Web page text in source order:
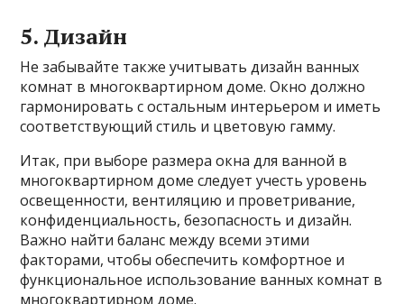
5. Дизайн
Не забывайте также учитывать дизайн ванных
комнат в многоквартирном доме. Окно должно
гармонировать с остальным интерьером и иметь
соответствующий стиль и цветовую гамму.
Итак, при выборе размера окна для ванной в
многоквартирном доме следует учесть уровень
освещенности, вентиляцию и проветривание,
конфиденциальность, безопасность и дизайн.
Важно найти баланс между всеми этими
факторами, чтобы обеспечить комфортное и
функциональное использование ванных комнат в
многоквартирном доме.